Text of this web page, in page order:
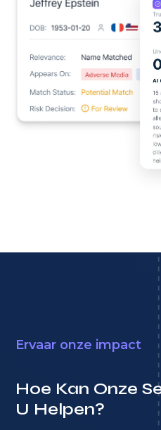
Ervaar onze impact
Hoe Kan Onze
U Helpen?